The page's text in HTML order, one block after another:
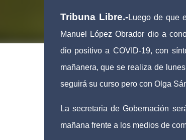
Tribuna Libre.-Luego de que
Manuel López Obrador dio a
dio positivo a COVID-19, con
mañanera, que se realiza de
seguirá su curso pero con Olga
La secretaria de Gobernación
mañana frente a los medios de